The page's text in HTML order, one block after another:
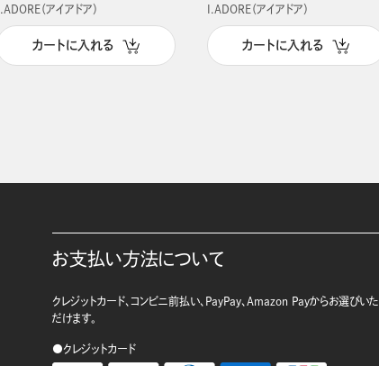
I.ADORE（アイアドア）
カートに入れる
I.ADORE（アイアドア）
カートに入れる
お支払い方法について
クレジットカード、コンビニ前払い、PayPay、Amazon Payからお選びいた
だけます。
●クレジットカード